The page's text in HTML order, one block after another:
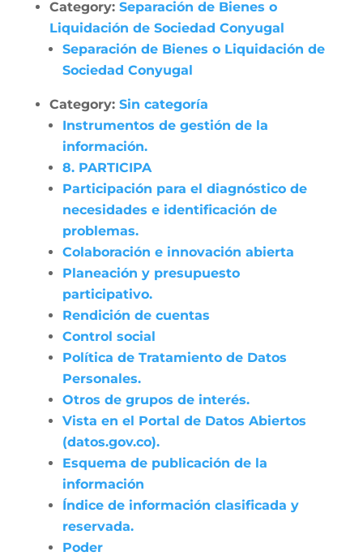
Category: Separación de Bienes o
Liquidación de Sociedad Conyugal
Separación de Bienes o Liquidación de
Sociedad Conyugal
Category: Sin categoría
Instrumentos de gestión de la
información.
8. PARTICIPA
Participación para el diagnóstico de
necesidades e identificación de
problemas.
Colaboración e innovación abierta
Planeación y presupuesto
participativo.
Rendición de cuentas
Control social
Política de Tratamiento de Datos
Personales.
Otros de grupos de interés.
Vista en el Portal de Datos Abiertos
(datos.gov.co).
Esquema de publicación de la
información
Índice de información clasificada y
reservada.
Poder